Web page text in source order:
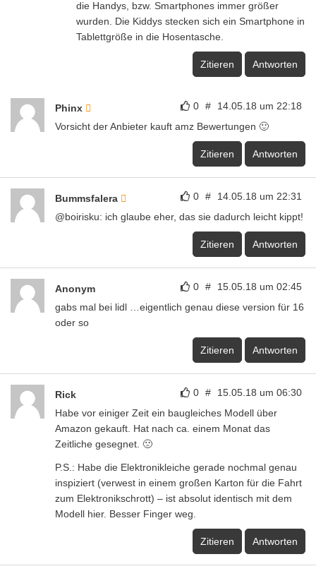
die Handys, bzw. Smartphones immer größer
wurden. Die Kiddys stecken sich ein Smartphone in
Tablettgröße in die Hosentasche.
Zitieren Antworten
0 # 14.05.18 um 22:18
Phinx
Vorsicht der Anbieter kauft amz Bewertungen 🙂
Zitieren Antworten
0 # 14.05.18 um 22:31
Bummsfalera
@boirisku: ich glaube eher, das sie dadurch leicht kippt!
Zitieren Antworten
0 # 15.05.18 um 02:45
Anonym
gabs mal bei lidl …eigentlich genau diese version für 16
oder so
Zitieren Antworten
0 # 15.05.18 um 06:30
Rick
Habe vor einiger Zeit ein baugleiches Modell über
Amazon gekauft. Hat nach ca. einem Monat das
Zeitliche gesegnet. 🙁
P.S.: Habe die Elektronikleiche gerade nochmal genau
inspiziert (verwest in einem großen Karton für die Fahrt
zum Elektronikschrott) – ist absolut identisch mit dem
Modell hier. Besser Finger weg.
Zitieren Antworten